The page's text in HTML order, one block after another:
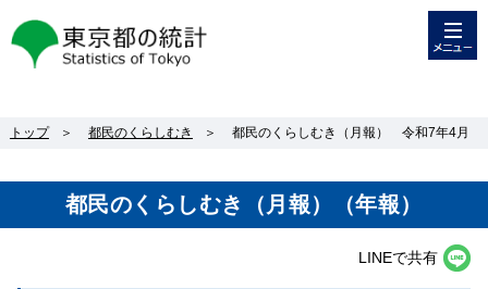
東京都の統計
トップ ＞ 都民のくらしむき ＞ 都民のくらしむき（月報） 令和7年4月
都民のくらしむき（月報）（年報）
LINEで共有